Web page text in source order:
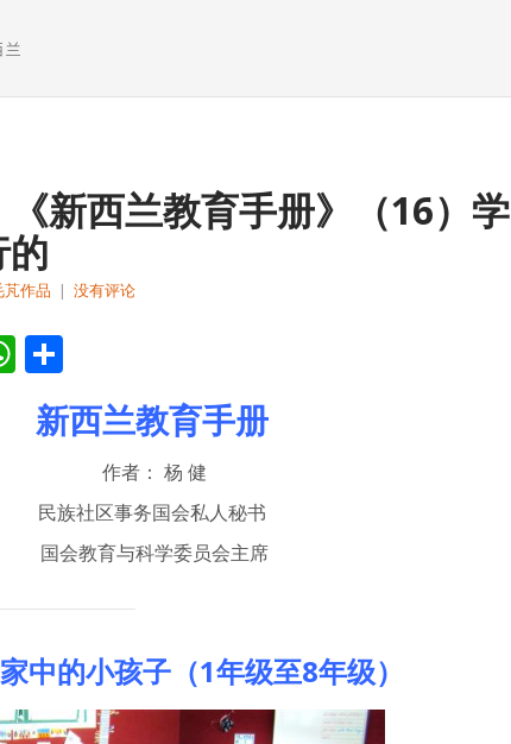
《新西兰教育手册》（16）学
芃作品 | 没有评论
WhatsApp
享
新西兰教育手册
作者： 杨 健
民族社区事务国会私人秘书
国会教育与科学委员会主席
家中的小孩子（1年级至8年级）